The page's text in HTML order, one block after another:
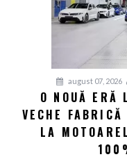
august 07, 2026
O NOUĂ ERĂ
VECHE
LA